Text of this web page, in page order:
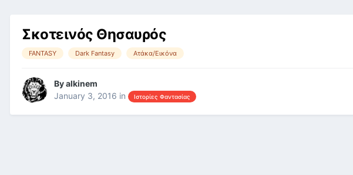
Σκοτεινός Θησαυρός
FANTASY Dark Fantasy Ατάκα/Εικόνα
Byalkinem
January 3, 2016 in Ιστορίες Φαντασίας